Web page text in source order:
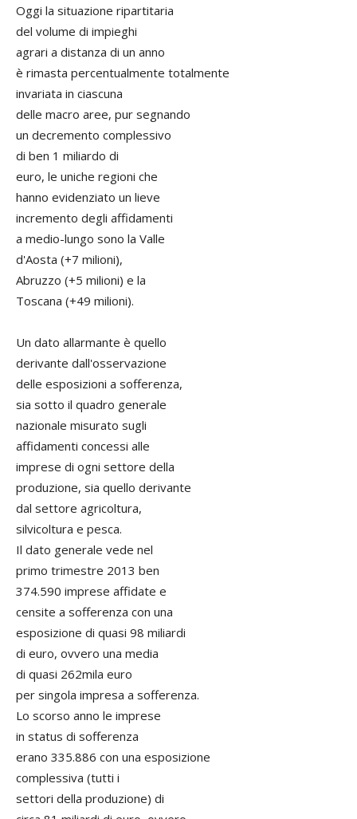
Oggi la situazione ripartitaria
del volume di impieghi
agrari a distanza di un anno
è rimasta percentualmente totalmente
invariata in ciascuna
delle macro aree, pur segnando
un decremento complessivo
di ben 1 miliardo di
euro, le uniche regioni che
hanno evidenziato un lieve
incremento degli affidamenti
a medio-lungo sono la Valle
d'Aosta (+7 milioni),
Abruzzo (+5 milioni) e la
Toscana (+49 milioni).
Un dato allarmante è quello
derivante dall'osservazione
delle esposizioni a sofferenza,
sia sotto il quadro generale
nazionale misurato sugli
affidamenti concessi alle
imprese di ogni settore della
produzione, sia quello derivante
dal settore agricoltura,
silvicoltura e pesca.
Il dato generale vede nel
primo trimestre 2013 ben
374.590 imprese affidate e
censite a sofferenza con una
esposizione di quasi 98 miliardi
di euro, ovvero una media
di quasi 262mila euro
per singola impresa a sofferenza.
Lo scorso anno le imprese
in status di sofferenza
erano 335.886 con una esposizione
complessiva (tutti i
settori della produzione) di